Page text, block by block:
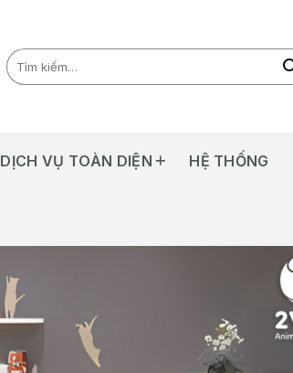
DỊCH VỤ TOÀN DIỆN HỆ THỐNG